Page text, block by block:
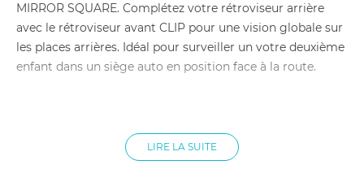
MIRROR SQUARE. Complétez votre rétroviseur arrière
avec le rétroviseur avant CLIP pour une vision globale sur
les places arrières. Idéal pour surveiller un votre deuxième
enfant dans un siège auto en position face à la route.
Dimensions : 24,5 x 16 cm
LIRE LA SUITE